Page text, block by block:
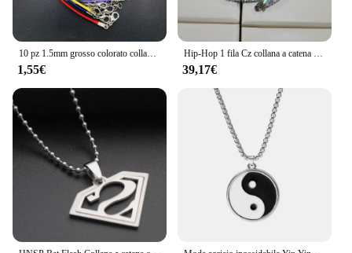
10 pz 1.5mm grosso colorato collana cordoncino filo di cera cordino in pelle ciondolo con chiusura a moschettone in metallo
1,55€
Hip-Hop 1 fila Cz collana a catena da Tennis zircone cubico Iced Out 3Mm 4Mm 5Mm 6Mm 18/K collana Rapper Drop Shipping gioielli di lusso
39,17€